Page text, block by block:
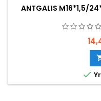
ANTGALIS M16*1,5/
